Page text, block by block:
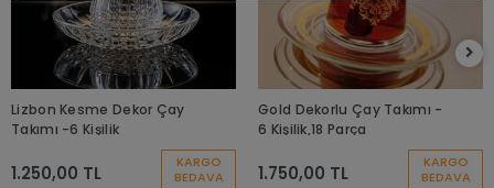
KARGO
BEDAVA
Lizbon Kesme Dekor Çay
Takımı -6 Kişilik
1.250,00 TL
KARGO
BEDAVA
Gold Dekorlu Çay Takımı -
6 Kişilik,18 Parça
1.750,00 TL